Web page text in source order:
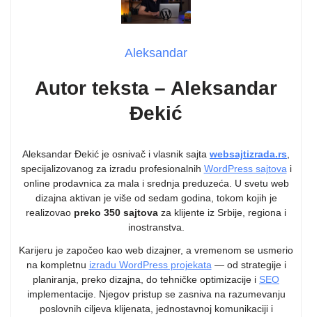
Aleksandar
Autor teksta – Aleksandar
Đekić
Aleksandar Đekić je osnivač i vlasnik sajta websajtizrada.rs,
specijalizovanog za izradu profesionalnih WordPress sajtovai
online prodavnica za mala i srednja preduzeća. U svetu web
dizajna aktivan je više od sedam godina, tokom kojih je
realizovao preko 350 sajtova za klijente iz Srbije, regiona i
inostranstva.
Karijeru je započeo kao web dizajner, a vremenom se usmerio
na kompletnu izradu WordPress projekata— od strategije i
planiranja, preko dizajna, do tehničke optimizacije i SEO
implementacije. Njegov pristup se zasniva na razumevanju
poslovnih ciljeva klijenata, jednostavnoj komunikaciji i